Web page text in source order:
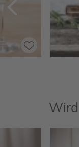
Zurück